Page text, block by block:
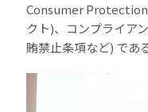
Consumer
クト)、コンプライア
賄禁止条項など) であ